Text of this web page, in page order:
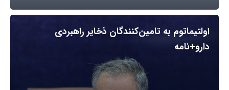
اولتیماتوم به تامین‌کنندگان ذخایر راهبردی
دارو+نامه